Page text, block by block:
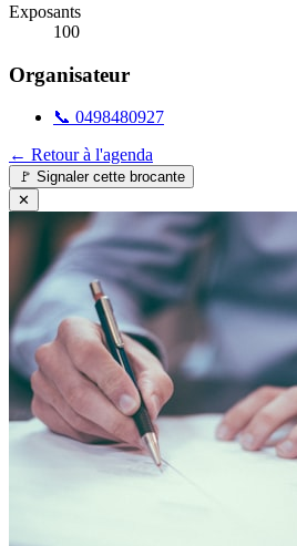
Exposants
100
Organisateur
📞 0498480927
← Retour à l'agenda
🚩 Signaler cette brocante
✕